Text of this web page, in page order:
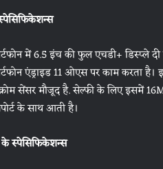
में 6.5 इंच की फुल एचडी+ डिस्प्ले
एंड्राइड 11 ओएस पर काम करता है।
सेंसर मौजूद है. सेल्फी के लिए इसमें
के साथ आती है।
स्पेसिफिकेशन्स